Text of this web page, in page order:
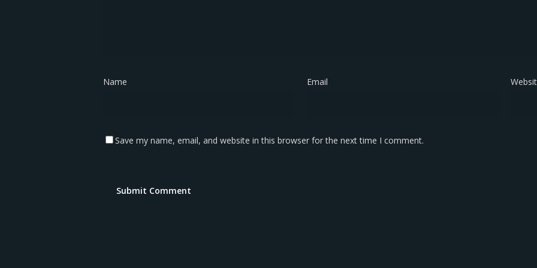
Name Email
Save my name, email, and website in this browser for the next time I comment.